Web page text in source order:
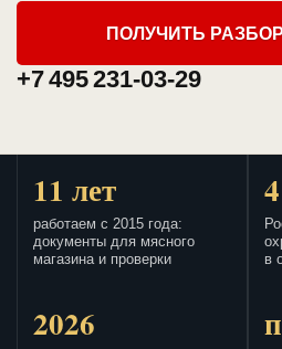
ПОЛУЧИТЬ
+7 495 231-03-29
11 лет
работаем с 2015 года:
документы для мясного
магазина и проверки
в
2026